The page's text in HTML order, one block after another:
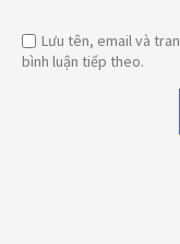
Lưu tên, email và
bình luận tiếp theo.